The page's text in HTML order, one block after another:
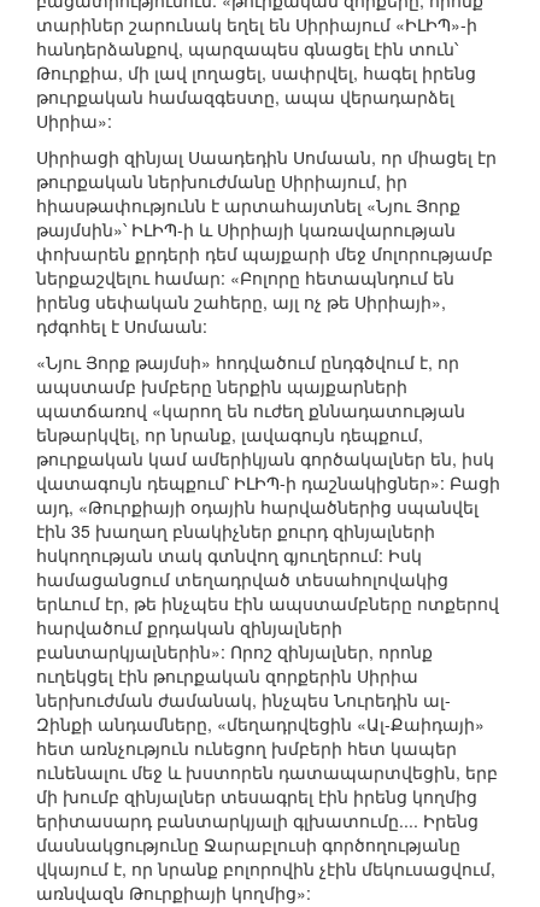
տարիներ շարունակ եղել են Սիրիայում «ԻԼԻՊ»-ի
հանդերձանքով, պարզապես գնացել էին տուն՝
Թուրքիա, մի լավ լողացել, սափրվել, հագել իրենց
թուրքական համազգեստը, ապա վերադարձել
Սիրիա»:
Սիրիացի զինյալ Սաադեդին Սոմաան, որ միացել էր
թուրքական ներխուժմանը Սիրիայում, իր
հիասթափությունն է արտահայտնել «Նյու Յորք
թայմսին»՝ ԻԼԻՊ-ի և Սիրիայի կառավարության
փոխարեն քրդերի դեմ պայքարի մեջ մոլորությամբ
ներքաշվելու համար: «Բոլորը հետապնդում են
իրենց սեփական շահերը, այլ ոչ թե Սիրիայի»,
դժգոհել է Սոմաան:
«Նյու Յորք թայմսի» հոդվածում ընդգծվում է, որ
ապստամբ խմբերը ներքին պայքարների
պատճառով «կարող են ուժեղ քննադատության
ենթարկվել, որ նրանք, լավագույն դեպքում,
թուրքական կամ ամերիկյան գործակալներ են, իսկ
վատագույն դեպքում՝ ԻԼԻՊ-ի դաշնակիցներ»: Բացի
այդ, «Թուրքիայի օդային հարվածներից սպանվել
էին 35 խաղաղ բնակիչներ քուրդ զինյալների
հսկողության տակ գտնվող գյուղերում: Իսկ
համացանցում տեղադրված տեսահոլովակից
երևում էր, թե ինչպես էին ապստամբները ոտքերով
հարվածում քրդական զինյալների
բանտարկյալներին»: Որոշ զինյալներ, որոնք
ուղեկցել էին թուրքական զորքերին Սիրիա
ներխուժման ժամանակ, ինչպես Նուրեդին ալ-
Զինքի անդամները, «մեղադրվեցին «Ալ-Քաիդայի»
հետ առնչություն ունեցող խմբերի հետ կապեր
ունենալու մեջ և խստորեն դատապարտվեցին, երբ
մի խումբ զինյալներ տեսագրել էին իրենց կողմից
երիտասարդ բանտարկյալի գլխատումը.... Իրենց
մասնակցությունը Ջարաբլուսի գործողությանը
վկայում է, որ նրանք բոլորովին չէին մեկուսացվում,
առնվազն Թուրքիայի կողմից»: